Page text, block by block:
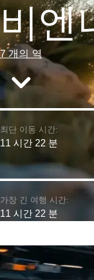
비엔
7 개의 역
최단 이동 시간:
11 시간 22 분
가장 긴 여행 시간:
11 시간 22 분